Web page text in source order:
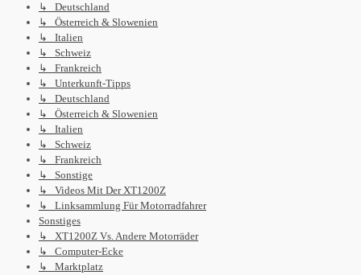
↳ Deutschland
↳ Österreich & Slowenien
↳ Italien
↳ Schweiz
↳ Frankreich
↳ Unterkunft-Tipps
↳ Deutschland
↳ Österreich & Slowenien
↳ Italien
↳ Schweiz
↳ Frankreich
↳ Sonstige
↳ Videos Mit Der XT1200Z
↳ Linksammlung Für Motorradfahrer
Sonstiges
↳ XT1200Z Vs. Andere Motorräder
↳ Computer-Ecke
↳ Marktplatz